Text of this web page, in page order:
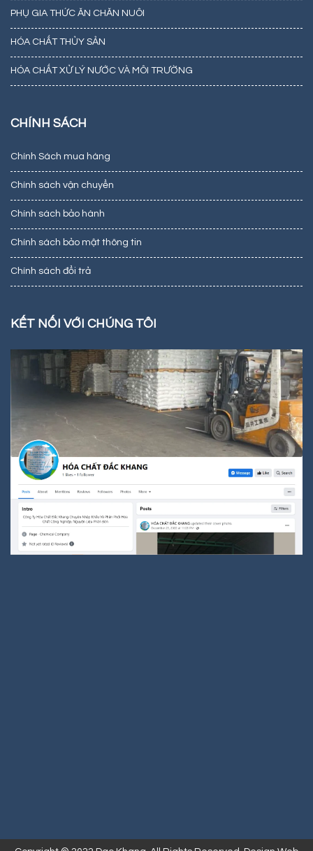
PHỤ GIA THỨC ĂN CHĂN NUÔI
HÓA CHẤT THỦY SẢN
HÓA CHẤT XỬ LÝ NƯỚC VÀ MÔI TRƯỜNG
CHÍNH SÁCH
Chính Sách mua hàng
Chính sách vận chuyển
Chính sách bảo hành
Chính sách bảo mật thông tin
Chính sách đổi trả
KẾT NỐI VỚI CHÚNG TÔI